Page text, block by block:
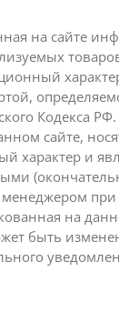
на сайте
Кодекса
сайте,
характер и
менеджером
на
быть